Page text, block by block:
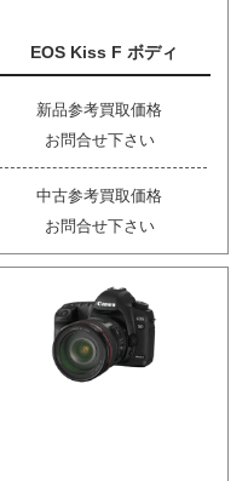
EOS Kiss F ボディ
新品参考買取価格
お問合せ下さい
中古参考買取価格
お問合せ下さい